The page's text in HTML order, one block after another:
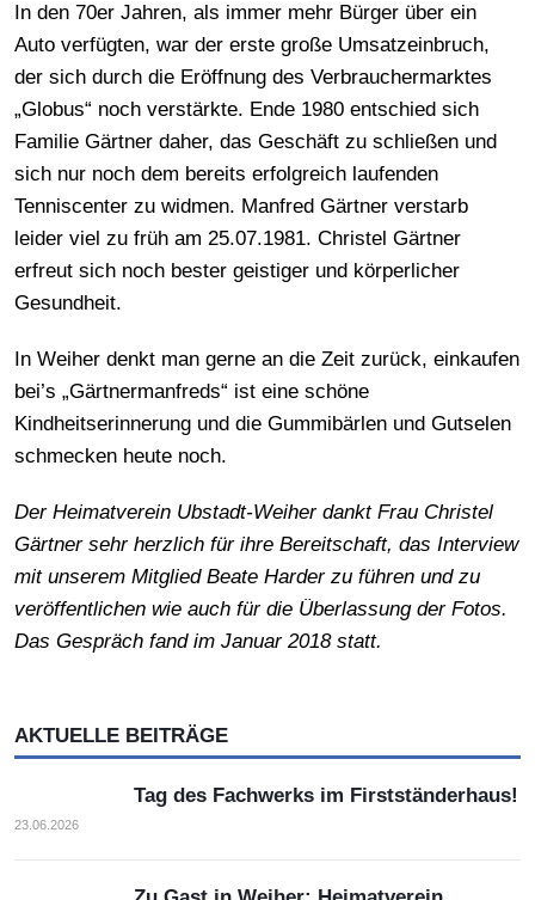
In den 70er Jahren, als immer mehr Bürger über ein
Auto verfügten, war der erste große Umsatzeinbruch,
der sich durch die Eröffnung des Verbrauchermarktes
„Globus“ noch verstärkte. Ende 1980 entschied sich
Familie Gärtner daher, das Geschäft zu schließen und
sich nur noch dem bereits erfolgreich laufenden
Tenniscenter zu widmen. Manfred Gärtner verstarb
leider viel zu früh am 25.07.1981. Christel Gärtner
erfreut sich noch bester geistiger und körperlicher
Gesundheit.
In Weiher denkt man gerne an die Zeit zurück, einkaufen
bei’s „Gärtnermanfreds“ ist eine schöne
Kindheitserinnerung und die Gummibärlen und Gutselen
schmecken heute noch.
Der Heimatverein Ubstadt-Weiher dankt Frau Christel
Gärtner sehr herzlich für ihre Bereitschaft, das Interview
mit unserem Mitglied Beate Harder zu führen und zu
veröffentlichen wie auch für die Überlassung der Fotos.
Das Gespräch fand im Januar 2018 statt.
AKTUELLE BEITRÄGE
Tag des Fachwerks im Firstständerhaus!
23.06.2026